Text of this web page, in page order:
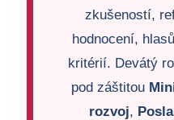
zkušeností,
hodnocení,
kritérií. Devátý
pod záštitou
rozvoj,